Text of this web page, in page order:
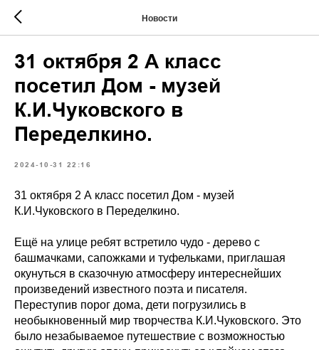
Новости
31 октября 2 А класс
посетил Дом - музей
К.И.Чуковского в
Переделкино.
2024-10-31 22:16
31 октября 2 А класс посетил Дом - музей
К.И.Чуковского в Переделкино.
Ещё на улице ребят встретило чудо - дерево с
башмачками, сапожками и туфельками, приглашая
окунуться в сказочную атмосферу интереснейших
произведений известного поэта и писателя.
Переступив порог дома, дети погрузились в
необыкновенный мир творчества К.И.Чуковского. Это
было незабываемое путешествие с возможностью